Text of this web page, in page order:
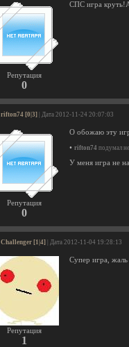
Репутация
0
СПС игра
rifton74 [0|3] | Дата 2012-11-24 20:07:03
Репутация
0
О обожаю эту
• rifton74 подумал
У меня игра не
Challenger [1|4] | Дата 2012-11-04 19:28:13
Репутация
1
Супер игра,